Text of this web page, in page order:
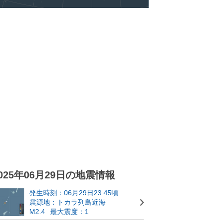
年06月29日の地震情報
発生時刻：06月29日23:45頃
震源地：トカラ列島近海
M2.4
最大震度：1